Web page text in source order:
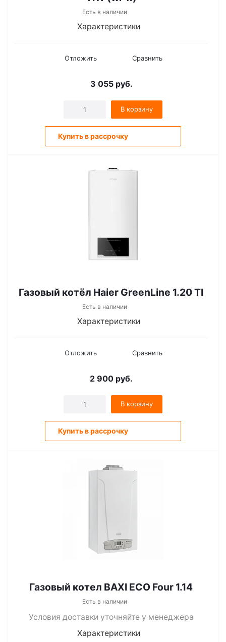
Есть в наличии
Характеристики
Отложить Сравнить
3 055руб.
В корзину
Купить в рассрочку
Газовый котёл Haier GreenLine 1.20 ТI
Есть в наличии
Характеристики
Отложить Сравнить
2 900 руб.
В корзину
Купить в рассрочку
Газовый котел BAXI ECO Four 1.14
Есть в наличии
Условия доставки уточняйте у менеджера
Характеристики